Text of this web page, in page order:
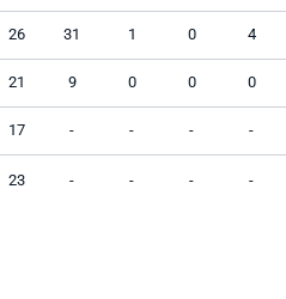
26 31 1 0 4
21 9 0 0 0
17 - - - -
23 - - - -